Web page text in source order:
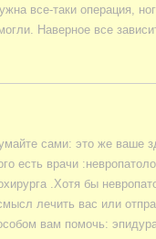
все-таки операция,
Наверное все
сами: это же ваше
есть врачи
.Хотя бы
лечить вас или
вам помочь: